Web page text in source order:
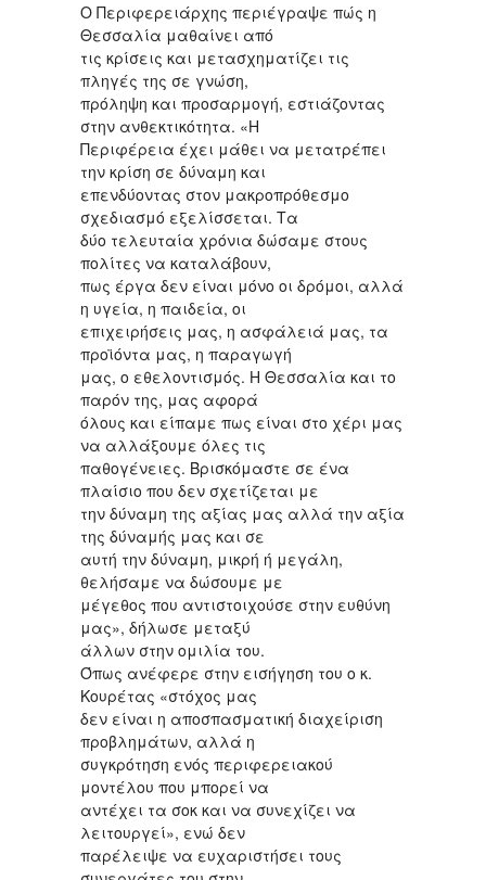
Ο Περιφερειάρχης περιέγραψε πώς η
Θεσσαλία μαθαίνει από
τις κρίσεις και μετασχηματίζει τις
πληγές της σε γνώση,
πρόληψη και προσαρμογή, εστιάζοντας
στην ανθεκτικότητα. «Η
Περιφέρεια έχει μάθει να μετατρέπει
την κρίση σε δύναμη και
επενδύοντας στον μακροπρόθεσμο
σχεδιασμό εξελίσσεται. Τα
δύο τελευταία χρόνια δώσαμε στους
πολίτες να καταλάβουν,
πως έργα δεν είναι μόνο οι δρόμοι, αλλά
η υγεία, η παιδεία, οι
επιχειρήσεις μας, η ασφάλειά μας, τα
προϊόντα μας, η παραγωγή
μας, ο εθελοντισμός. Η Θεσσαλία και το
παρόν της, μας αφορά
όλους και είπαμε πως είναι στο χέρι μας
να αλλάξουμε όλες τις
παθογένειες. Βρισκόμαστε σε ένα
πλαίσιο που δεν σχετίζεται με
την δύναμη της αξίας μας αλλά την αξία
της δύναμής μας και σε
αυτή την δύναμη, μικρή ή μεγάλη,
θελήσαμε να δώσουμε με
μέγεθος που αντιστοιχούσε στην ευθύνη
μας», δήλωσε μεταξύ
άλλων στην ομιλία του.
Όπως ανέφερε στην εισήγηση του ο κ.
Κουρέτας «στόχος μας
δεν είναι η αποσπασματική διαχείριση
προβλημάτων, αλλά η
συγκρότηση ενός περιφερειακού
μοντέλου που μπορεί να
αντέχει τα σοκ και να συνεχίζει να
λειτουργεί», ενώ δεν
παρέλειψε να ευχαριστήσει τους